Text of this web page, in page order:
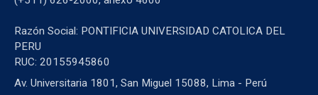
Razón Social: PONTIFICIA UNIVERSIDAD CATOLICA DEL
PERU
RUC: 20155945860
Av. Universitaria 1801, San Miguel 15088, Lima - Perú